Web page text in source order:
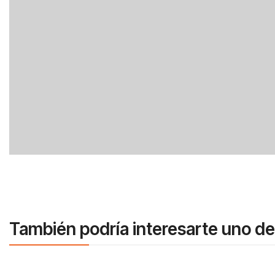
También podría interesarte uno